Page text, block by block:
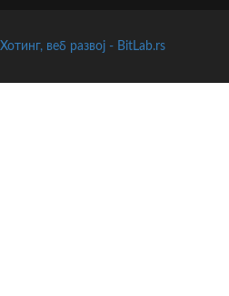
Хотинг, веб развој - BitLab.rs